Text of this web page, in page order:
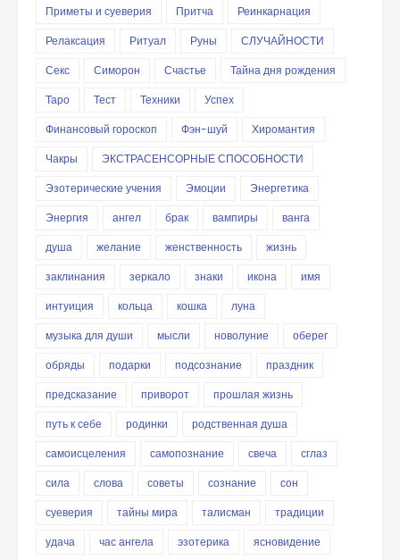
Приметы и суеверия
Притча
Реинкарнация
Релаксация
Ритуал Руны
СЛУЧАЙНОСТИ
Секс
Симорон Счастье
Тайна дня рождения
Таро
Тест Техники
Успех
Финансовый гороскоп
Фэн-шуй
Хиромантия
Чакры
ЭКСТРАСЕНСОРНЫЕ СПОСОБНОСТИ
Эзотерические учения
Эмоции
Энергетика
Энергия
ангел брак вампиры
ванга
душа
желание женственность
жизнь
заклинания
зеркало знаки икона
имя
интуиция
кольца кошка
луна
музыка для души
мысли новолуние
оберег
обряды
подарки подсознание
праздник
предсказание
приворот
прошлая жизнь
путь к себе
родинки
родственная душа
самоисцеления
самопознание свеча
сглаз
сила
слова советы сознание
сон
суеверия
тайны мира талисман
традиции
удача
час ангела эзотерика ясновидение